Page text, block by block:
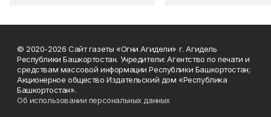
© 2020-2026 Сайт газеты «Огни Агидели» г. Агидель
Республики Башкортостан. Учредители: Агентство по печати и
средствам массовой информации Республики Башкортостан;
Акционерное общество Издательский дом «Республика
Башкортостан».
Об использовании персональных данных